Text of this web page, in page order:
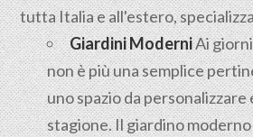
tutta Italia e all'estero,
Giardini ModerniAi
non è più una semplice
uno spazio da personalizzare
stagione. Il giardino